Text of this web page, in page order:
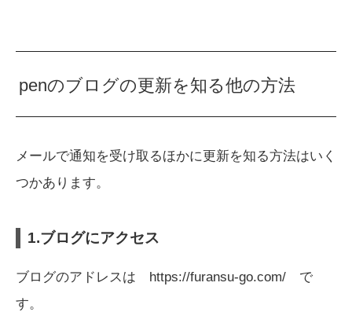
penのブログの更新を知る他の方法
メールで通知を受け取るほかに更新を知る方法はいく
つかあります。
1.ブログにアクセス
ブログのアドレスは https://furansu-go.com/ で
す。